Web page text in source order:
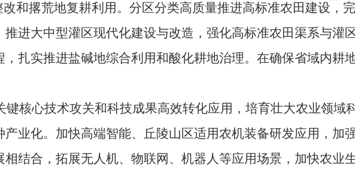
和撂荒地复耕利用。分区分类高质量推进高标准农田建设，
进大中型灌区现代化建设与改造，强化高标准农田渠系与灌
扎实推进盐碱地综合利用和酸化耕地治理。在确保省域内耕
心技术攻关和科技成果高效转化应用，培育壮大农业领域
业化。加快高端智能、丘陵山区适用农机装备研发应用，加
结合，拓展无人机、物联网、机器人等应用场景，加快农业